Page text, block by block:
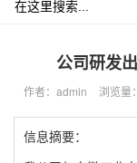
公司研发
作者：admin 浏览量
信息摘要：